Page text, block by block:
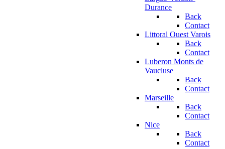
Durance
Back
Contact
Littoral Ouest Varois
Back
Contact
Luberon Monts de
Vaucluse
Back
Contact
Marseille
Back
Contact
Nice
Back
Contact